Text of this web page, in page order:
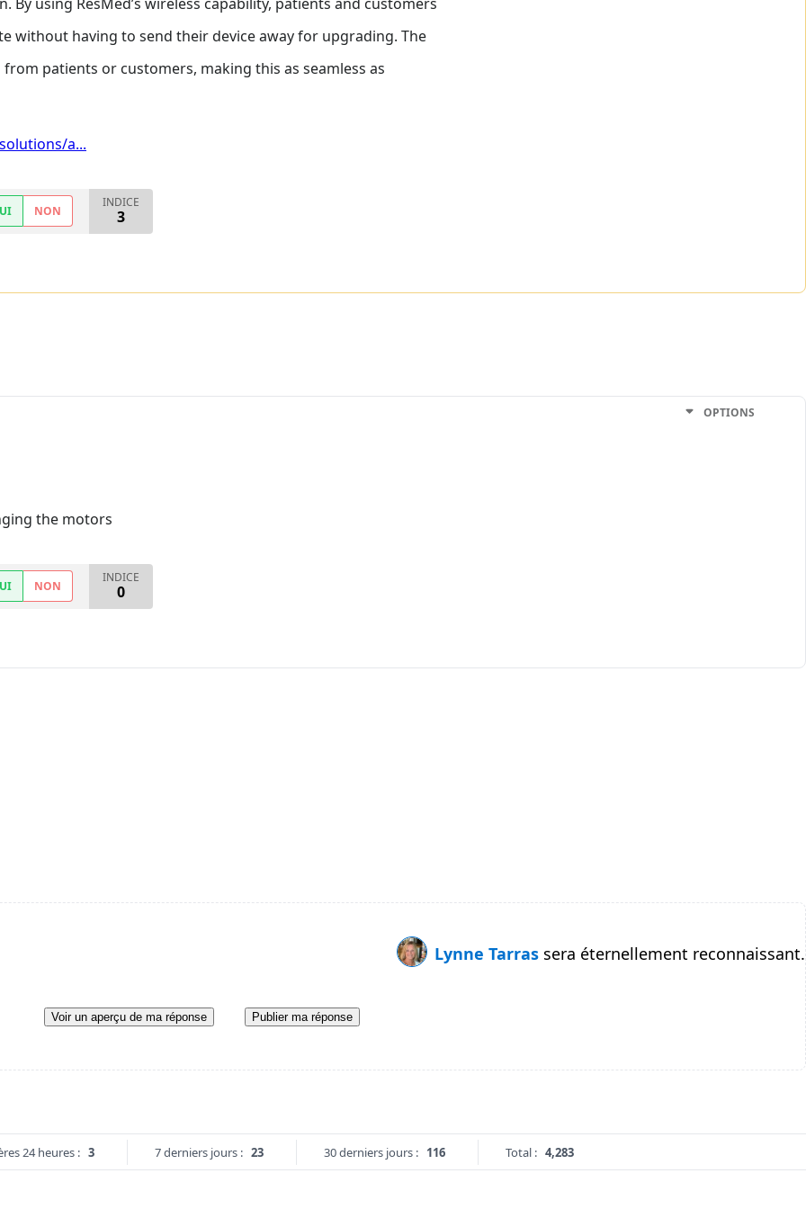
without having to send their device away for upgrading. The
patients or customers, making this as seamless as
a...
NON
INDICE
3
OPTIONS
the motors
NON
INDICE
0
Lynne Tarras sera éternellement reconnaissant.
Voir un aperçu de ma réponse Publier ma réponse
24 heures : 3 7 derniers jours : 23 30 derniers jours : 116 Total : 4,283